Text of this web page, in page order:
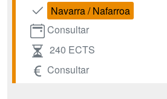
Navarra / Nafarroa
Consultar
240 ECTS
Consultar